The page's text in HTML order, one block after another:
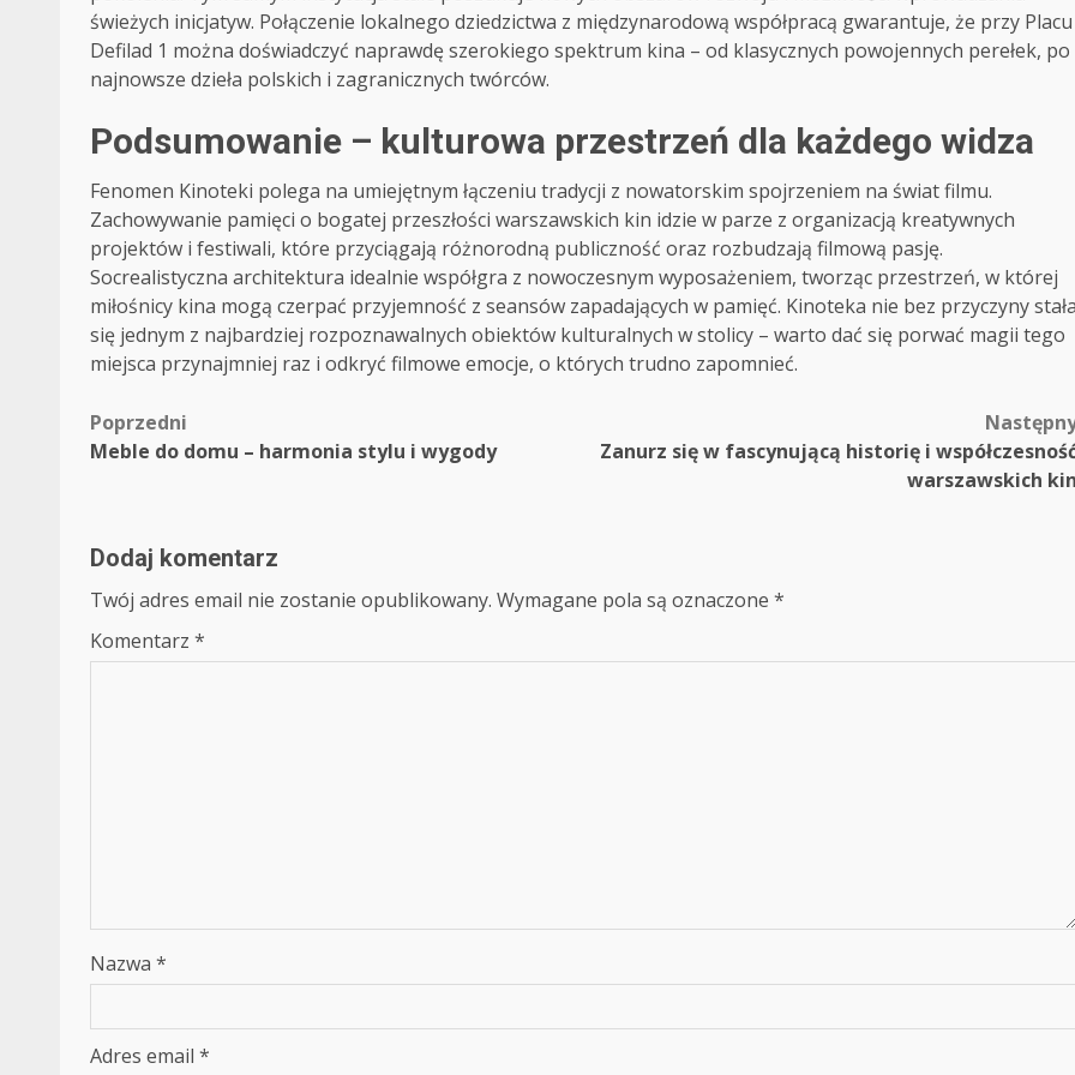
świeżych inicjatyw. Połączenie lokalnego dziedzictwa z międzynarodową współpracą gwarantuje, że przy Placu
Defilad 1 można doświadczyć naprawdę szerokiego spektrum kina – od klasycznych powojennych perełek, po
najnowsze dzieła polskich i zagranicznych twórców.
Podsumowanie – kulturowa przestrzeń dla każdego widza
Fenomen Kinoteki polega na umiejętnym łączeniu tradycji z nowatorskim spojrzeniem na świat filmu.
Zachowywanie pamięci o bogatej przeszłości warszawskich kin idzie w parze z organizacją kreatywnych
projektów i festiwali, które przyciągają różnorodną publiczność oraz rozbudzają filmową pasję.
Socrealistyczna architektura idealnie współgra z nowoczesnym wyposażeniem, tworząc przestrzeń, w której
miłośnicy kina mogą czerpać przyjemność z seansów zapadających w pamięć. Kinoteka nie bez przyczyny stała
się jednym z najbardziej rozpoznawalnych obiektów kulturalnych w stolicy – warto dać się porwać magii tego
miejsca przynajmniej raz i odkryć filmowe emocje, o których trudno zapomnieć.
Zobacz
Poprzedni
Meble do domu – harmonia stylu i wygody
Zanurz się w fascynującą historię i
warszawskich kin
Dodaj komentarz
Twój adres email nie zostanie opublikowany. Wymagane pola są oznaczone *
Komentarz *
Nazwa *
Adres email *